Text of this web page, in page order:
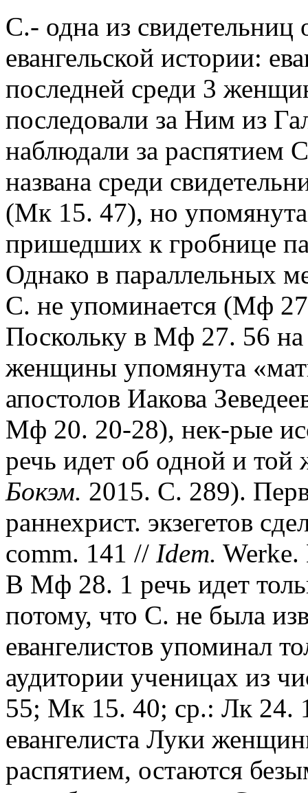
C.- одна из
евангельской истории:
последней среди 3
последовали за Ним из
наблюдали за распятием
названа среди
(Мк 15. 47), но
пришедших к гробнице
Однако в параллельных
С. не упоминается (Мф
Поскольку в Мф 27. 56 на
женщины упомянута
апостолов Иакова
Мф 20. 20-28), нек-рые
речь идет об одной и той
Бокэм. 2015. С. 289).
раннехрист. экзегетов
comm. 141 // Idem.
В Мф 28. 1 речь идет
потому, что С. не была
евангелистов упоминал
аудитории ученицах из
55; Мк 15. 40; ср.: Лк 24.
евангелиста Луки
распятием, остаются